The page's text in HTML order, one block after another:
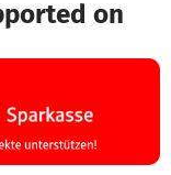
on